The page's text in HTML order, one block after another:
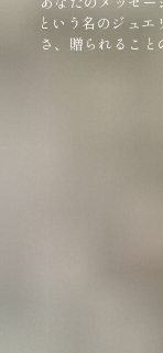
という名のジュエ
さ、贈られるこ